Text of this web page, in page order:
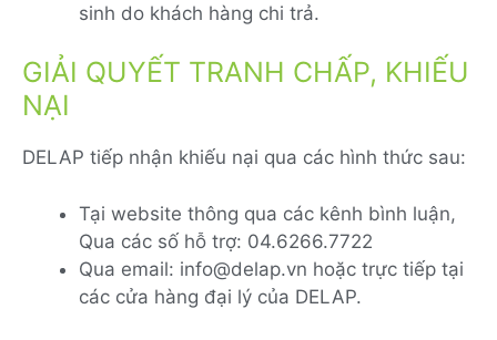
sinh do khách hàng chi trả.
GIẢI QUYẾT TRANH CHẤP, KHIẾU
NẠI
DELAP tiếp nhận khiếu nại qua các hình thức sau:
Tại website thông qua các kênh bình luận,
Qua các số hỗ trợ: 04.6266.7722
Qua email: info@delap.vn hoặc trực tiếp tại
các cửa hàng đại lý của DELAP.